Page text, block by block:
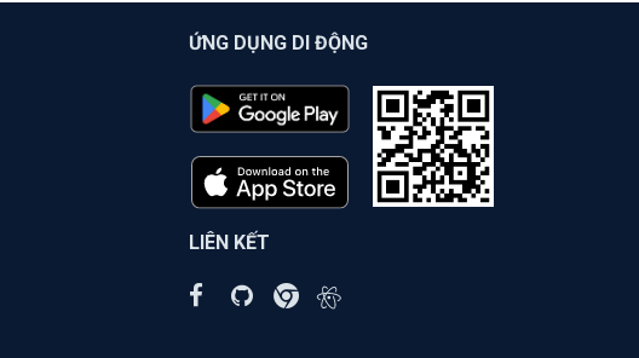
ỨNG DỤNG DI ĐỘNG
LIÊN KẾT